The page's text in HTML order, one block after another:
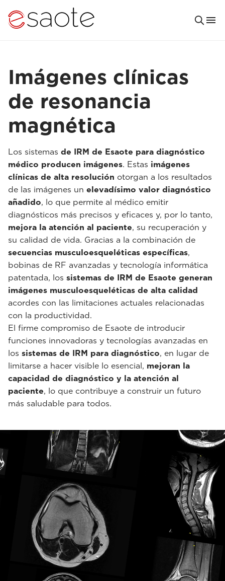
Imágenes clínicas
de resonancia
magnética
Los sistemas de IRM de Esaote para diagnóstico
médico producen imágenes. Estas imágenes
clínicas de alta resolución otorgan a los resultados
de las imágenes un elevadísimo valor diagnóstico
añadido, lo que permite al médico emitir
diagnósticos más precisos y eficaces y, por lo tanto,
mejora la atención al paciente, su recuperación y
su calidad de vida. Gracias a la combinación de
secuencias musculoesqueléticas específicas,
bobinas de RF avanzadas y tecnología informática
patentada, los sistemas de IRM de Esaote generan
imágenes musculoesqueléticas de alta calidad
acordes con las limitaciones actuales relacionadas
con la productividad.
El firme compromiso de Esaote de introducir
funciones innovadoras y tecnologías avanzadas en
los sistemas de IRM para diagnóstico, en lugar de
limitarse a hacer visible lo esencial, mejoran la
capacidad de diagnóstico y la atención al
paciente, lo que contribuye a construir un futuro
más saludable para todos.